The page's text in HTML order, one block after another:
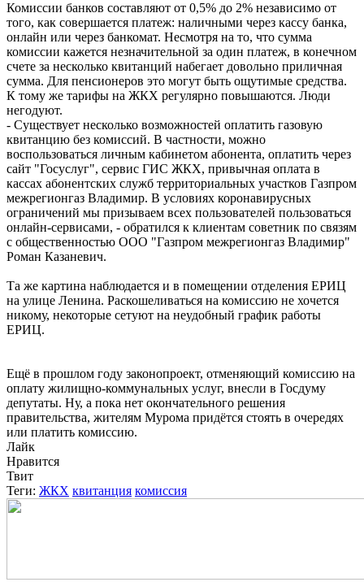
Комиссии банков составляют от 0,5% до 2% независимо от
того, как совершается платеж: наличными через кассу банка,
онлайн или через банкомат. Несмотря на то, что сумма
комиссии кажется незначительной за один платеж, в конечном
счете за несколько квитанций набегает довольно приличная
сумма. Для пенсионеров это могут быть ощутимые средства.
К тому же тарифы на ЖКХ регулярно повышаются. Люди
негодуют.
- Существует несколько возможностей оплатить газовую
квитанцию без комиссий. В частности, можно
воспользоваться личным кабинетом абонента, оплатить через
сайт "Госуслуг", сервис ГИС ЖКХ, привычная оплата в
кассах абонентских служб территориальных участков Газпром
межрегионгаз Владимир. В условиях коронавирусных
ограничений мы призываем всех пользователей пользоваться
онлайн-сервисами, - обратился к клиентам советник по связям
с общественностью ООО "Газпром межрегионгаз Владимир"
Роман Казаневич.
Та же картина наблюдается и в помещении отделения ЕРИЦ
на улице Ленина. Раскошеливаться на комиссию не хочется
никому, некоторые сетуют на неудобный график работы
ЕРИЦ.
Ещё в прошлом году законопроект, отменяющий комиссию на
оплату жилищно-коммунальных услуг, внесли в Госдуму
депутаты. Ну, а пока нет окончательного решения
правительства, жителям Мурома придётся стоять в очередях
или платить комиссию.
Лайк
Нравится
Твит
Теги: ЖКХ квитанция комиссия